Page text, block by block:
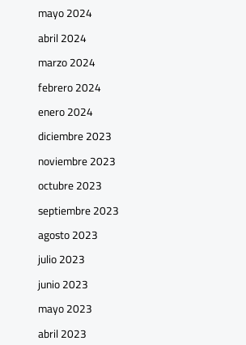
mayo 2024
abril 2024
marzo 2024
febrero 2024
enero 2024
diciembre 2023
noviembre 2023
octubre 2023
septiembre 2023
agosto 2023
julio 2023
junio 2023
mayo 2023
abril 2023